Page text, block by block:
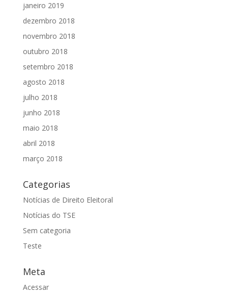
janeiro 2019
dezembro 2018
novembro 2018
outubro 2018
setembro 2018
agosto 2018
julho 2018
junho 2018
maio 2018
abril 2018
março 2018
Categorias
Notícias de Direito Eleitoral
Notícias do TSE
Sem categoria
Teste
Meta
Acessar